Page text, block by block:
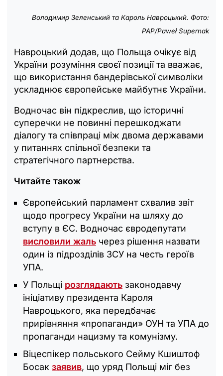
Володимир Зеленський та Кароль Навроцький. Фото:
PAP/Paweł Supernak
Навроцький додав, що Польща очікує від
України розуміння своєї позиції та вважає,
що використання бандерівської символіки
ускладнює європейське майбутнє України.
Водночас він підкреслив, що історичні
суперечки не повинні перешкоджати
діалогу та співпраці між двома державами
у питаннях спільної безпеки та
стратегічного партнерства.
Читайте також
Європейський парламент схвалив звіт
щодо прогресу України на шляху до
вступу в ЄС. Водночас євродепутати
висловили жаль через рішення назвати
один із підрозділів ЗСУ на честь героїв
УПА.
У Польщі розглядають законодавчу
ініціативу президента Кароля
Навроцького, яка передбачає
прирівняння «пропаганди» ОУН та УПА до
пропаганди нацизму та комунізму.
Віцеспікер польського Сейму Кшиштоф
Босак заявив, що уряд Польщі міг без